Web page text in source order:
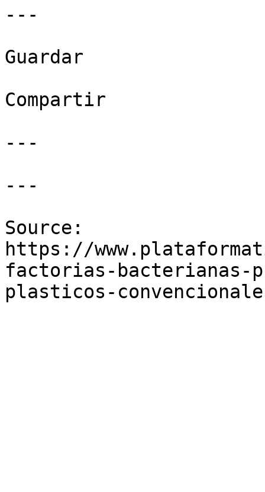
---
Guardar
Compartir
---
---
Source:
https://
factorias-bacterianas-